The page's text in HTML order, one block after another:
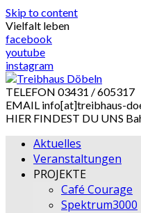
Skip to content
Vielfalt leben
facebook
youtube
instagram
TELEFON 03431 / 605317
EMAIL info[at]treibhaus-
HIER FINDEST DU UNS
Aktuelles
Veranstaltungen
PROJEKTE
Café Courage
Spektrum3000